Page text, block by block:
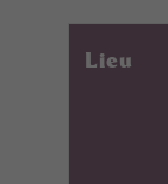
Lieu